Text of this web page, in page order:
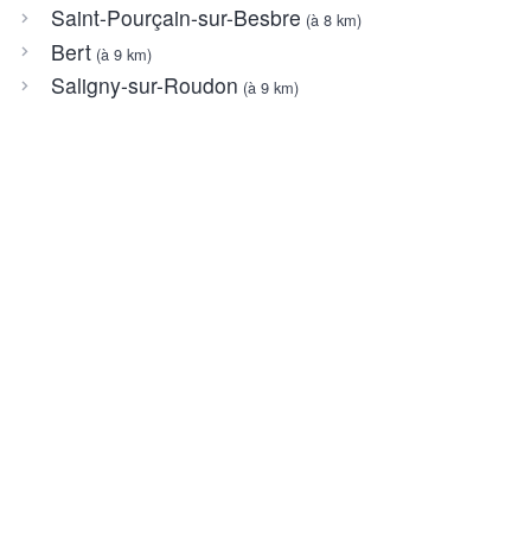
Saint-Pourçain-sur-Besbre (à 8 km)
Bert(à 9 km)
Saligny-sur-Roudon (à 9 km)